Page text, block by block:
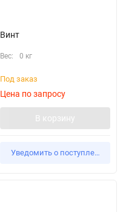
Винт
Вес: 0 кг
Под заказ
Цена по запросу
В корзину
Уведомить о поступлении